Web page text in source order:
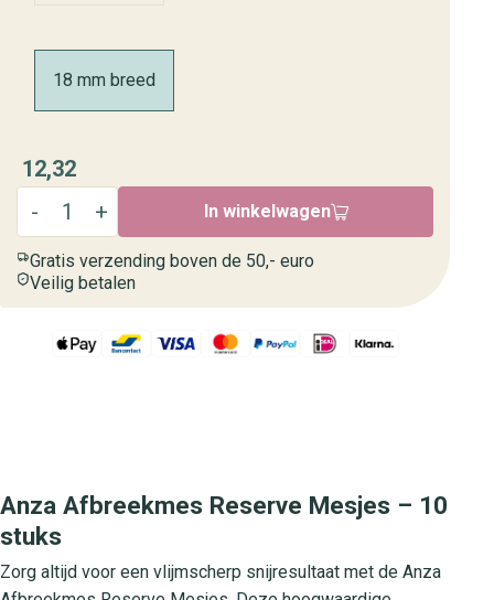
18 mm breed
12,32
In winkelwagen
Gratis verzending boven de 50,- euro
Veilig betalen
Anza Afbreekmes Reserve Mesjes – 10
stuks
Zorg altijd voor een vlijmscherp snijresultaat met de Anza